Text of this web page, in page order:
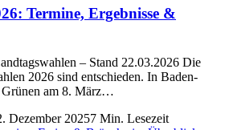
Termine, Ergebnisse &
– Stand 22.03.2026 Die
2026 sind entschieden. In Baden-
am 8. März…
Dezember 20257 Min. Lesezeit